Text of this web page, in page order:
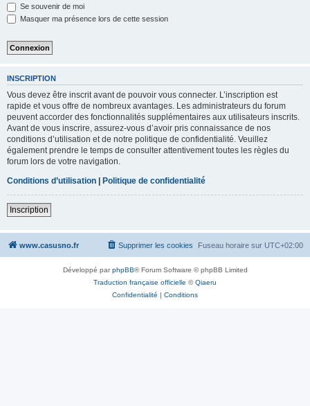
Se souvenir de moi
Masquer ma présence lors de cette session
INSCRIPTION
Vous devez être inscrit avant de pouvoir vous connecter. L’inscription est
rapide et vous offre de nombreux avantages. Les administrateurs du forum
peuvent accorder des fonctionnalités supplémentaires aux utilisateurs inscrits.
Avant de vous inscrire, assurez-vous d’avoir pris connaissance de nos
conditions d’utilisation et de notre politique de confidentialité. Veuillez
également prendre le temps de consulter attentivement toutes les règles du
forum lors de votre navigation.
Conditions d’utilisation | Politique de confidentialité
Inscription
www.casusno.fr Fuseau horaire sur UTC+02:00
Supprimer les cookies
Développé parphpBB® Forum Software © phpBB Limited
Traduction française officielle ©Qiaeru
Confidentialité | Conditions